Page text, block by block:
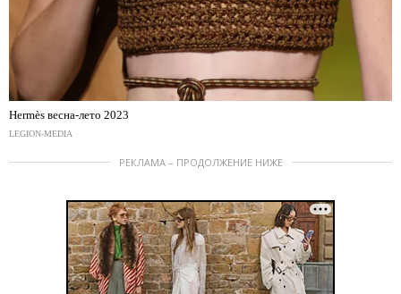
Hermès весна-лето 2023
LEGION-MEDIA
РЕКЛАМА – ПРОДОЛЖЕНИЕ НИЖЕ